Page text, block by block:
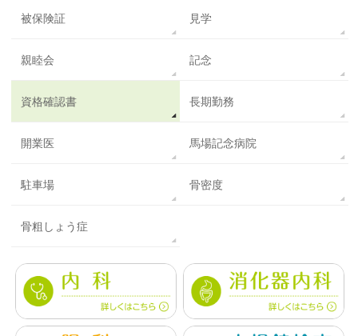
被保険証 見学
親睦会 記念
資格確認書 長期勤務
開業医 馬場記念病院
駐車場 骨密度
骨粗しょう症